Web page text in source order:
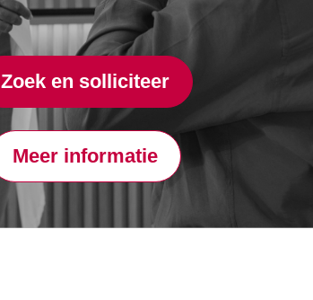
Zoek en solliciteer
Meer informatie